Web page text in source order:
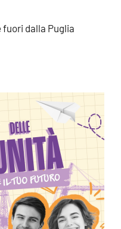
dalla Puglia